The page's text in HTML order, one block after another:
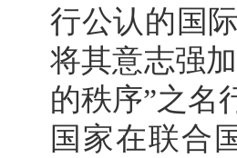
行公认的国
将其意志强
的秩序”之名
国家在联合